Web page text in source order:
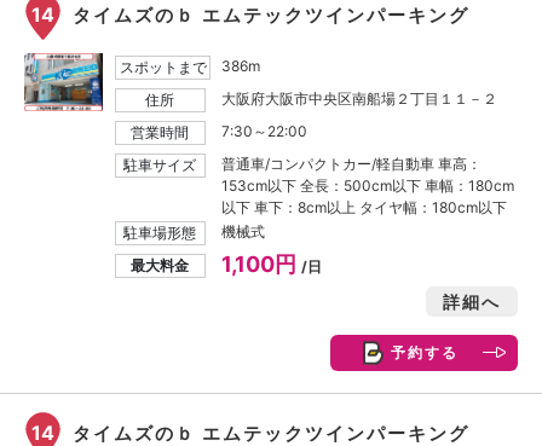
14 タイムズのｂ エムテックツインパーキング
スポットまで
386m
住所
大阪府大阪市中央区南船場２丁目１１－２
営業時間
7:30～22:00
駐車サイズ
普通車/コンパクトカー/軽自動車 車高：
153cm以下 全長：500cm以下 車幅：180cm
以下 車下：8cm以上 タイヤ幅：180cm以下
駐車場形態
機械式
最大料金
1,100円 /日
詳細へ
予約する
14 タイムズのｂ エムテックツインパーキング